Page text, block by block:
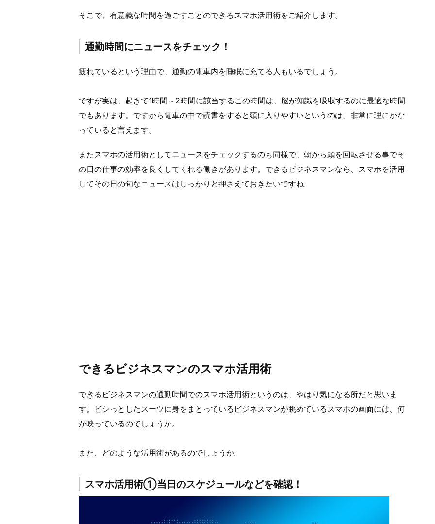
そこで、有意義な時間を過ごすことのできるスマホ活用術をご紹介します。
通勤時間にニュースをチェック！
疲れているという理由で、通勤の電車内を睡眠に充てる人もいるでしょう。
ですが実は、起きて1時間～2時間に該当するこの時間は、脳が知識を吸収するのに最適な時間
でもあります。ですから電車の中で読書をすると頭に入りやすいというのは、非常に理にかな
っていると言えます。
またスマホの活用術としてニュースをチェックするのも同様で、朝から頭を回転させる事でそ
の日の仕事の効率を良くしてくれる働きがあります。できるビジネスマンなら、スマホを活用
してその日の旬なニュースはしっかりと押さえておきたいですね。
できるビジネスマンのスマホ活用術
できるビジネスマンの通勤時間でのスマホ活用術というのは、やはり気になる所だと思いま
す。ビシっとしたスーツに身をまとっているビジネスマンが眺めているスマホの画面には、何
が映っているのでしょうか。
また、どのような活用術があるのでしょうか。
スマホ活用術①当日のスケジュールなどを確認！